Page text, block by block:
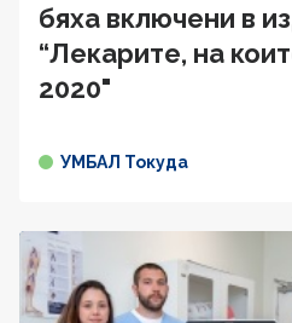
бяха включени в
“Лекарите, на
2020"
УМБАЛ Токуда